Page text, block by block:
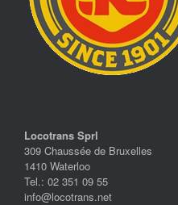
Locotrans Sprl
309 Chaussée de Bruxelles
1410 Waterloo
Tel.: 02 351 09 55
info@locotrans.net